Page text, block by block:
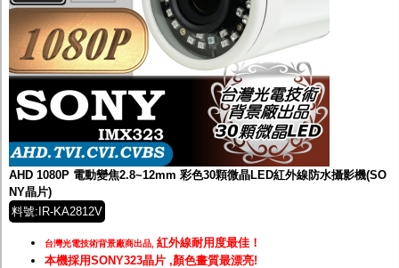
AHD 1080P 電動變焦2.8~12mm 彩色30顆微晶LED紅外線防水攝影機(SO
NY晶片)
料號:IR-KA2812V
台灣光電技術背景廠商出品, 紅外線耐用度最佳！
本機採用SONY323晶片 ,顏色畫質最漂亮!